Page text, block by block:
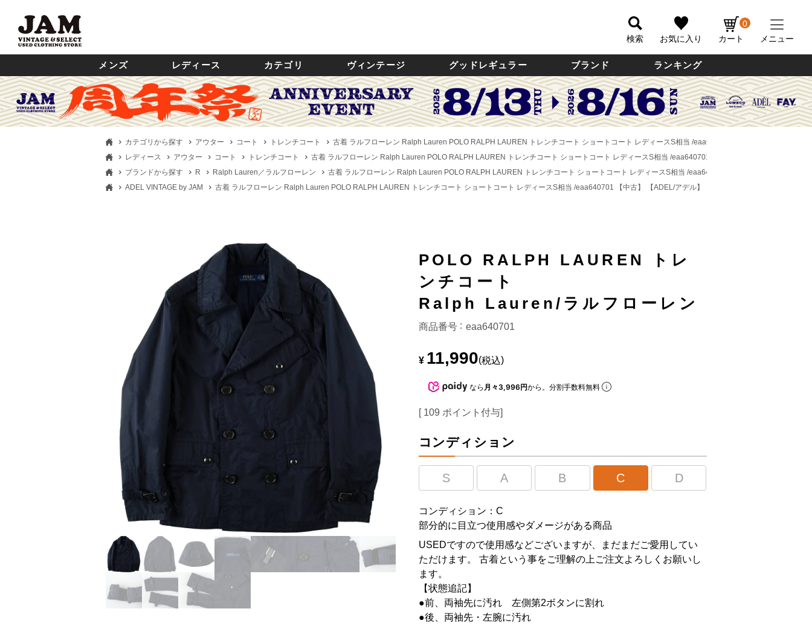
検索 お気に入り カート
0
メニュー
メンズ レディース カテゴリ ヴィンテージ グッドレギュラー ブランド ランキング
カテゴリから探す アウター コート トレンチコート 古着 ラルフローレン Ralph Lauren POLO RALPH LAUREN トレンチコート ショートコート レディースS相当 /eaa640701 【中古】
レディース
アウター コート トレンチコート 古着 ラルフローレン Ralph Lauren POLO RALPH LAUREN トレンチコート ショートコート レディースS相当 /eaa640701 【中古】
ブランドから探す
R Ralph Lauren／ラルフローレン 古着 ラルフローレン Ralph Lauren POLO RALPH LAUREN トレンチコート ショートコート レディースS相当 /eaa640701 【中古】
ADEL VINTAGE by JAM
古着 ラルフローレン Ralph Lauren POLO RALPH LAUREN トレンチコート ショートコート レディースS相当 /eaa640701 【中古】 【ADEL/アデル】
POLO RALPH LAUREN トレ
ンチコート
Ralph Lauren/ラルフローレン
商品番号 eaa640701
¥ 11,990 税込
なら 月々3,996円から。分割手数料無料
[ 109 ポイント付与]
コンディション
S A B C D
コンディション：C
部分的に目立つ使用感やダメージがある商品
USEDですので使用感などございますが、まだまだご愛用してい
ただけます。 古着という事をご理解の上ご注文よろしくお願いし
ます。
【状態追記】
●前、両袖先に汚れ 左側第2ボタンに割れ
●後、両袖先・左腕に汚れ